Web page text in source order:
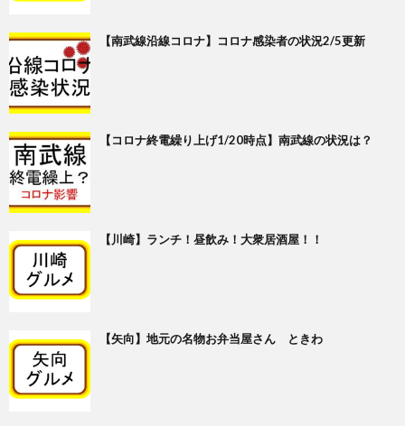
【南武線沿線コロナ】コロナ感染者の状況2/5更新
【コロナ終電繰り上げ1/20時点】南武線の状況は？
【川崎】ランチ！昼飲み！大衆居酒屋！！
【矢向】地元の名物お弁当屋さん ときわ